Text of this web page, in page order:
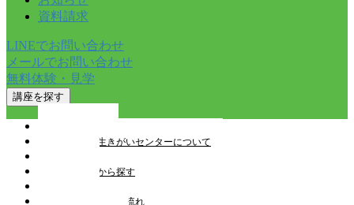
資料請求
LINEでお問い合わせ
メールでお問い合わせ
無料体験・見学
講座を探す
とやま健康生きがいセンターについて
教室を検索から探す
見学・体験申込の流れ